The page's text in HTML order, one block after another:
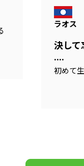
ラオス
決し
....
初めて